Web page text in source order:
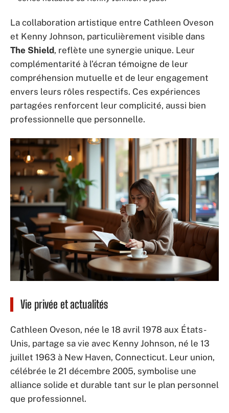
La collaboration artistique entre Cathleen Oveson
et Kenny Johnson, particulièrement visible dans
The Shield, reflète une synergie unique. Leur
complémentarité à l’écran témoigne de leur
compréhension mutuelle et de leur engagement
envers leurs rôles respectifs. Ces expériences
partagées renforcent leur complicité, aussi bien
professionnelle que personnelle.
Vie privée et actualités
Cathleen Oveson, née le 18 avril 1978 aux États-
Unis, partage sa vie avec Kenny Johnson, né le 13
juillet 1963 à New Haven, Connecticut. Leur union,
célébrée le 21 décembre 2005, symbolise une
alliance solide et durable tant sur le plan personnel
que professionnel.